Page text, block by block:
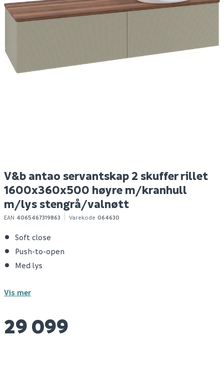
Spar 400 Før 699
Nilfisk buddy ii 12 tørr-
og våtsuger
V&b antao servantskap 2 skuffer rillet
1600x360x500 høyre m/kranhull
m/lys stengrå/valnøtt
EAN 4065467319863 Varekode 064630
Soft close
Push-to-open
Med lys
Vis mer
29 099